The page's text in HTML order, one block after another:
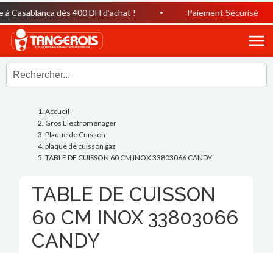
dès 400 DH d’achat ! Paiement Sécurisé
Accueil
Gros Electroménager
Plaque de Cuisson
plaque de cuisson gaz
TABLE DE CUISSON 60 CM INOX 33803066 CANDY
TABLE DE CUISSON
60 CM INOX 33803066
CANDY